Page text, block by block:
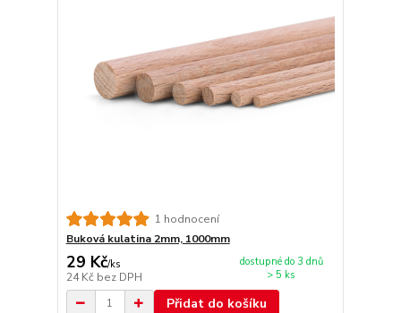
1 hodnocení
Buková kulatina 2mm, 1000mm
29 Kč/ks
24 Kč bez DPH
dostupné do 3 dnů
> 5 ks
Přidat do košíku